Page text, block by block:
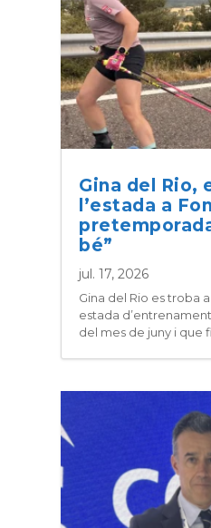
Gina del Rio,
l’estada a
bé”
jul. 17, 2026
Gina del Rio es troba
estada
del mes de juny i que